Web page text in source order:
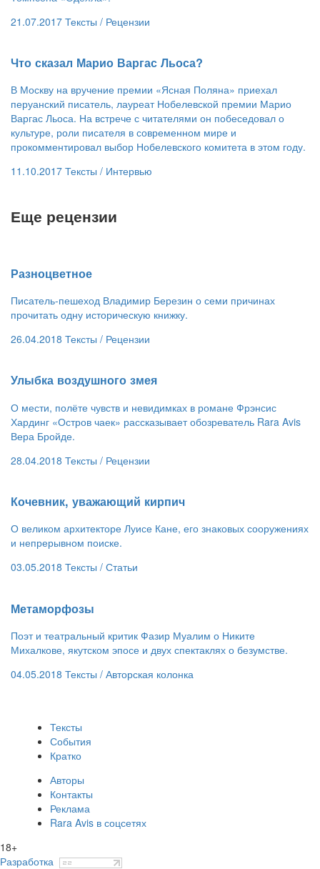
21.07.2017 Тексты / Рецензии
​Что сказал Марио Варгас Льоса?
В Москву на вручение премии «Ясная Поляна» приехал
перуанский писатель, лауреат Нобелевской премии Марио
Варгас Льоса. На встрече с читателями он побеседовал о
культуре, роли писателя в современном мире и
прокомментировал выбор Нобелевского комитета в этом году.
11.10.2017 Тексты / Интервью
Еще рецензии
​Разноцветное
Писатель-пешеход Владимир Березин о семи причинах
прочитать одну историческую книжку.
26.04.2018 Тексты / Рецензии
​Улыбка воздушного змея
О мести, полёте чувств и невидимках в романе Фрэнсис
Хардинг «Остров чаек» рассказывает обозреватель Rara Avis
Вера Бройде.
28.04.2018 Тексты / Рецензии
Кочевник, уважающий кирпич
О великом архитекторе Луисе Кане, его знаковых сооружениях
и непрерывном поиске.
03.05.2018 Тексты / Статьи
​Метаморфозы
Поэт и театральный критик Фазир Муалим о Никите
Михалкове, якутском эпосе и двух спектаклях о безумстве.
04.05.2018 Тексты / Авторская колонка
Тексты
События
Кратко
Авторы
Контакты
Реклама
Rara Avis в соцсетях
18+
Разработка